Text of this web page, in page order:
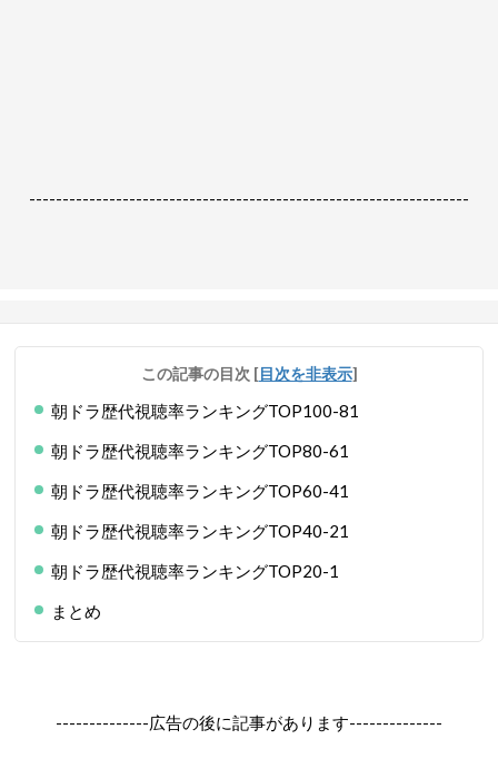
------------------------------------------------------------------
この記事の目次 [目次を非表示]
朝ドラ歴代視聴率ランキングTOP100-81
朝ドラ歴代視聴率ランキングTOP80-61
朝ドラ歴代視聴率ランキングTOP60-41
朝ドラ歴代視聴率ランキングTOP40-21
朝ドラ歴代視聴率ランキングTOP20-1
まとめ
--------------広告の後に記事があります--------------